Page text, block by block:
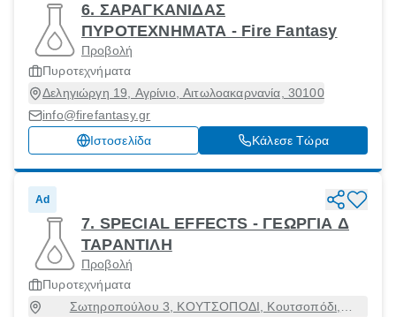
6. ΣΑΡΑΓΚΑΝΙΔΑΣ
ΠΥΡΟΤΕΧΝΗΜΑΤΑ - Fire Fantasy
Προβολή
Πυροτεχνήματα
Δεληγιώργη 19, Αγρίνιο, Αιτωλοακαρνανία, 30100
info@firefantasy.gr
Ιστοσελίδα
Κάλεσε Τώρα
Ad
7. SPECIAL EFFECTS - ΓΕΩΡΓΙΑ Δ
ΤΑΡΑΝΤΙΛΗ
Προβολή
Πυροτεχνήματα
Σωτηροπούλου 3, ΚΟΥΤΣΟΠΟΔΙ, Κουτσοπόδι,